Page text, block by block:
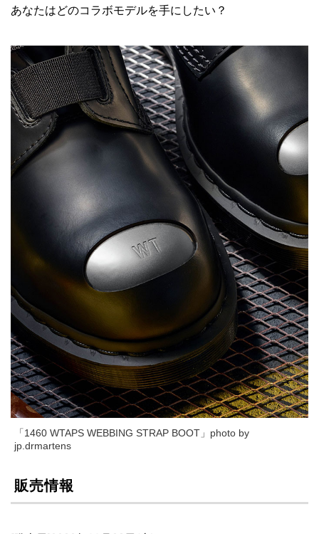
あなたはどのコラボモデルを手にしたい？
「1460 WTAPS WEBBING STRAP BOOT」photo by
jp.drmartens
販売情報